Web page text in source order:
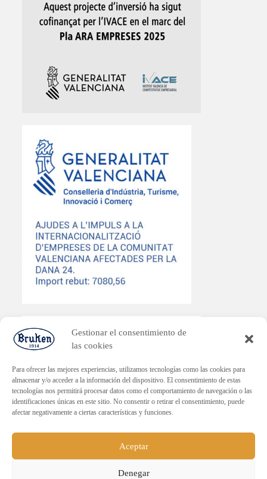
Gestionar el consentimiento de
las cookies
Para ofrecer las mejores experiencias, utilizamos tecnologías como las cookies para
almacenar y/o acceder a la información del dispositivo. El consentimiento de estas
tecnologías nos permitirá procesar datos como el comportamiento de navegación o las
identificaciones únicas en este sitio. No consentir o retirar el consentimiento, puede
afectar negativamente a ciertas características y funciones.
Aceptar
Denegar
PLAN ENDAVANT
Subvenció dirigida a la reactivació econòmica en els municipis
afectats per la DANA.
Import rebut: 30.000€